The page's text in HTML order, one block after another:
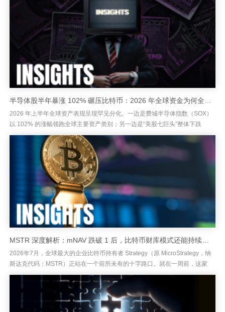
2026 年上半年全球资产表现呈现罕见分化。一边是费城半导体指数（SOX）
以 102% 的涨幅领跑全球主要资产类别；另一边是“美股七巨头”整体下跌
2%，比特币（BTC）则大幅回调 33%。同一时间段...
2026年7月，全球最大的企业比特币持有者 Strategy（原 MicroStrategy，纳
斯达克代码：MSTR）正站在一个前所未有的十字路口。就在一周前，这家
以“买入并永不出售比特币”为企业信条...